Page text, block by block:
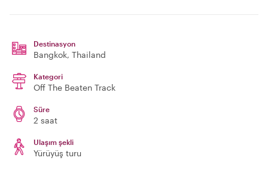
Destinasyon
Bangkok, Thailand
Kategori
Off The Beaten Track
Süre
2 saat
Ulaşım şekli
Yürüyüş turu